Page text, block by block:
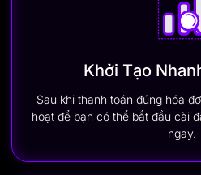
Khởi Tạo
Sau khi thanh toán đúng hóa
hoạt để bạn có thể bắt đầu cài
ngay.